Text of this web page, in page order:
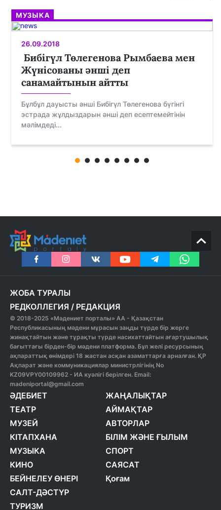
МУЗЫКА
26.09.2018
Бибігүл Төлегенова Рымбаева мен
Жүнісованы әнші деп
санамайтынын айтты
Бұлбұл дауысты әнші Бибігүл Төлегенова бүгінгі
эстрада жұлдыздарын әнші деп есептемейтінін
мәлімдеді...
ЖОБА ТУРАЛЫ
РЕДКОЛЛЕГИЯ / РЕДАКЦИЯ
© 2018-2025 «Мәдениет порталы» АА - Қазақстан
Республикасының мәдени мұрасын заңды түрде бір жерге
жинақтайтын және тұрақты түрде насихаттайтын ағартушылық
бағыттағы бірден-бір мәдени платформа. Бұл желі ресурсының
ақпараттық өнімдері 18 жастан асқан азаматтарға арналған. ҚР
Ақпарат және коммуникациялар министрлігінің No
KZ09VPY00109962 - ИА куәлігі берілген. Email:
madeniportal@gmail.com
ӘДЕБИЕТ
ТЕАТР
МУЗЕЙ
КІТАПХАНА
МУЗЫКА
КИНО
БЕЙНЕЛЕУ ӨНЕРІ
САЛТ-ДӘСТҮР
ТУРИЗМ
ЖАҢАЛЫҚТАР
АЙМАҚТАР
АВТОРЛАР
БІЛІМ ЖӘНЕ ҒЫЛЫМ
СПОРТ
САЯСАТ
Қоғам